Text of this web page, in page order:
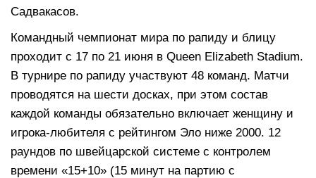
Садвакасов.
Командный чемпионат мира по рапиду и блицу
проходит с 17 по 21 июня в Queen Elizabeth Stadium.
В турнире по рапиду участвуют 48 команд. Матчи
проводятся на шести досках, при этом состав
каждой команды обязательно включает женщину и
игрока-любителя с рейтингом Эло ниже 2000. 12
раундов по швейцарской системе с контролем
времени «15+10» (15 минут на партию с